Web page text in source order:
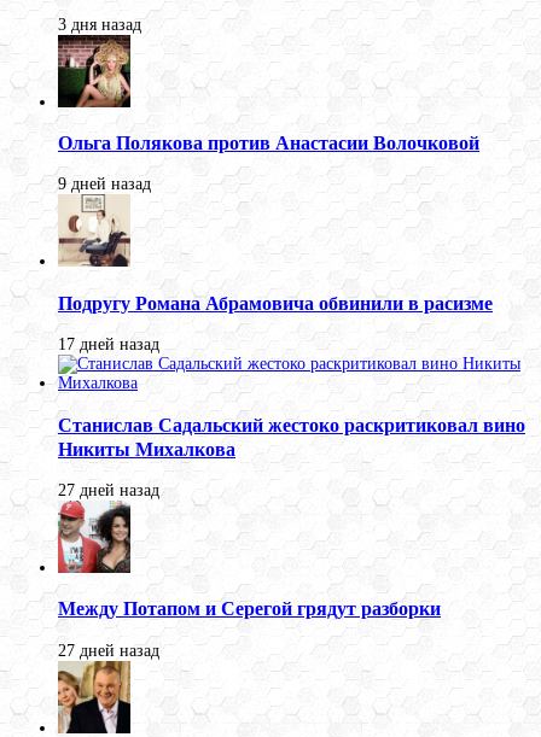
3 дня назад
Ольга Полякова против Анастасии Волочковой
9 дней назад
Подругу Романа Абрамовича обвинили в расизме
17 дней назад
Станислав Садальский жестоко раскритиковал вино
Никиты Михалкова
27 дней назад
Между Потапом и Серегой грядут разборки
27 дней назад